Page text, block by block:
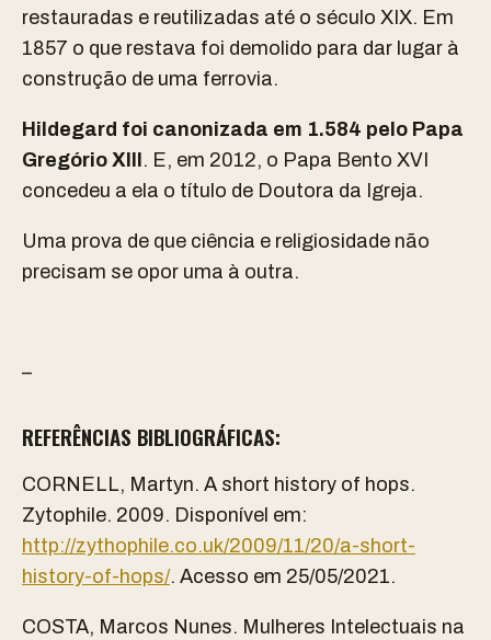
restauradas e reutilizadas até o século XIX. Em
1857 o que restava foi demolido para dar lugar à
construção de uma ferrovia.
Hildegard foi canonizada em 1.584 pelo Papa
Gregório XIII . E, em 2012, o Papa Bento XVI
concedeu a ela o título de Doutora da Igreja.
Uma prova de que ciência e religiosidade não
precisam se opor uma à outra.
–
REFERÊNCIAS BIBLIOGRÁFICAS:
CORNELL, Martyn. A short history of hops.
Zytophile. 2009. Disponível em:
http://zythophile.co.uk/2009/11/20/a-short-
history-of-hops/⁠. Acesso em 25/05/2021.
COSTA, Marcos Nunes. Mulheres Intelectuais na